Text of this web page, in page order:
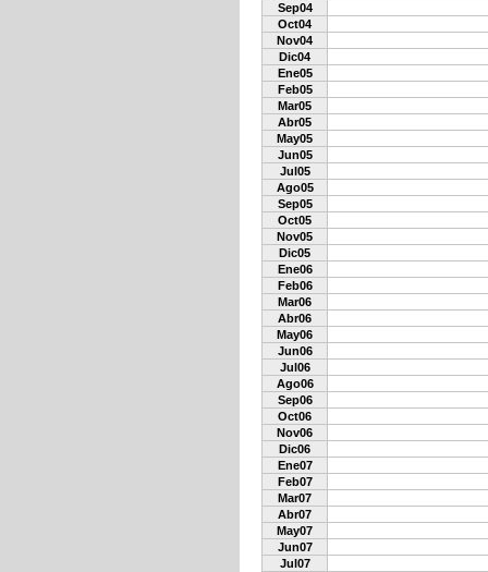
Sep04
Oct04
Nov04
Dic04
Ene05
Feb05
Mar05
Abr05
May05
Jun05
Jul05
Ago05
Sep05
Oct05
Nov05
Dic05
Ene06
Feb06
Mar06
Abr06
May06
Jun06
Jul06
Ago06
Sep06
Oct06
Nov06
Dic06
Ene07
Feb07
Mar07
Abr07
May07
Jun07
Jul07